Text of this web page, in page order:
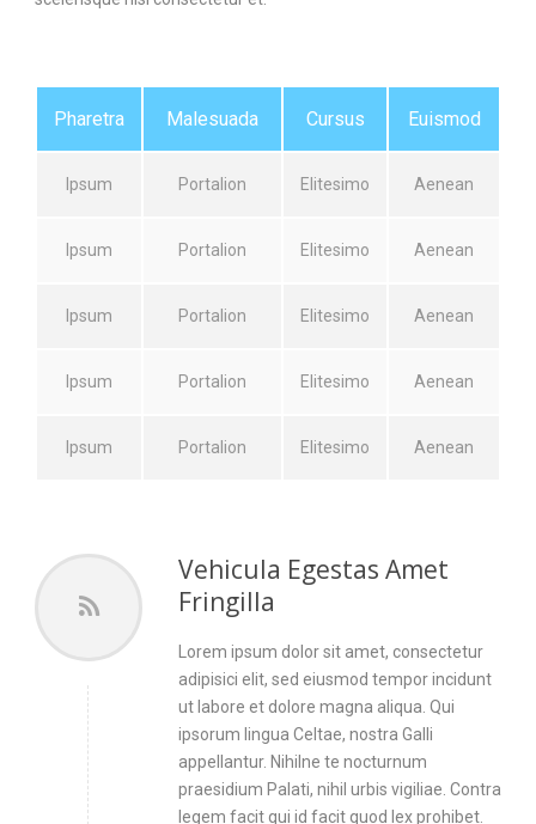
Pharetra Malesuada Cursus Euismod
Ipsum Portalion Elitesimo Aenean
Ipsum Portalion Elitesimo Aenean
Ipsum Portalion Elitesimo Aenean
Ipsum Portalion Elitesimo Aenean
Ipsum Portalion Elitesimo Aenean
Vehicula Egestas Amet
Fringilla
Lorem ipsum dolor sit amet, consectetur
adipisici elit, sed eiusmod tempor incidunt
ut labore et dolore magna aliqua. Qui
ipsorum lingua Celtae, nostra Galli
appellantur. Nihilne te nocturnum
praesidium Palati, nihil urbis vigiliae. Contra
legem facit qui id facit quod lex prohibet.